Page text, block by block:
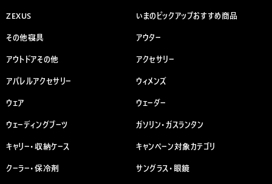
ZEXUS いまのピックアップおすすめ商品
その他寝具 アウター
アウトドアその他 アクセサリー
アパレルアクセサリー ウィメンズ
ウェア ウェーダー
ウェーディングブーツ ガソリン・ガスランタン
キャリー・収納ケース キャンペーン対象カテゴリ
クーラー・保冷剤 サングラス・眼鏡